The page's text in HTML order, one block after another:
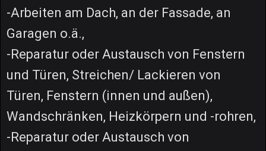
-Arbeiten am Dach, an der Fassade, an
Garagen o.ä.,
-Reparatur oder Austausch von Fenstern
und Türen, Streichen/ Lackieren von
Türen, Fenstern (innen und außen),
Wandschränken, Heizkörpern und -rohren,
-Reparatur oder Austausch von